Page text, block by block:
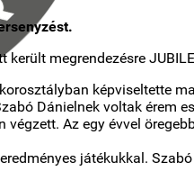
megrendezésre
képviseltette
Dánielnek voltak érem
Az egy évvel
játékukkal.